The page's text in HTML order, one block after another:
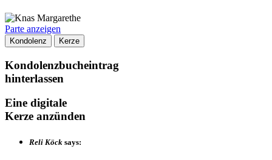
Parte anzeigen
Kondolenz Kerze
Kondolenzbucheintrag
hinterlassen
Eine digitale
Kerze anzünden
Reli Köck says: